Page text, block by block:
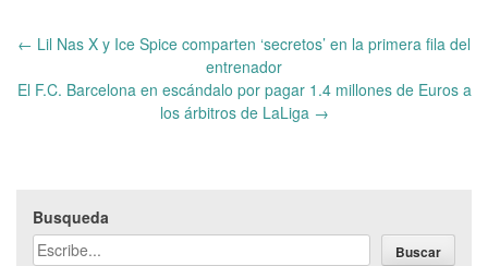
Post
← Lil Nas X y Ice Spice comparten ‘secretos’ en la primera fila del
entrenador
El F.C. Barcelona en escándalo por pagar 1.4 millones de Euros a
los árbitros de LaLiga →
Busqueda
Buscar